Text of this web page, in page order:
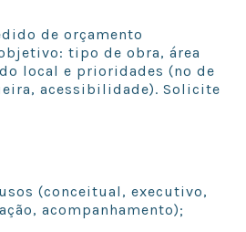
de orçamento
tipo de obra, área
local e prioridades (nº de
acessibilidade). Solicite
(conceitual, executivo,
acompanhamento);